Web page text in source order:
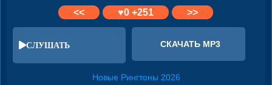
<<
♥0+251 >>
СЛУШАТЬ СКАЧАТЬ MP3
Новые Рингтоны 2026